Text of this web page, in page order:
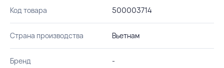
Код товара 500003714
Страна производства Вьетнам
Бренд -